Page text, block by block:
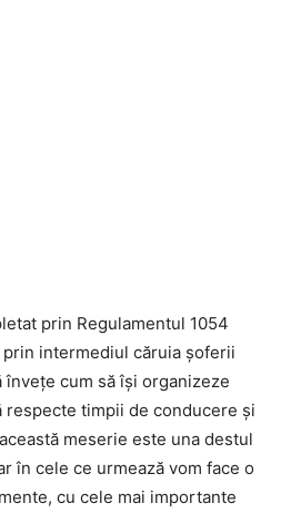
prin Regulamentul 1054
intermediul căruia șoferii
cum să își organizeze
respecte timpii de conducere și
meserie este una destul
în cele ce urmează vom face o
cu cele mai importante